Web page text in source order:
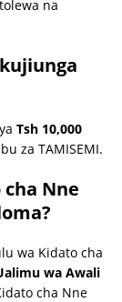
na
Tsh 10,000
za TAMISEMI.
Nne
wa Kidato cha
wa Awali
cha Nne